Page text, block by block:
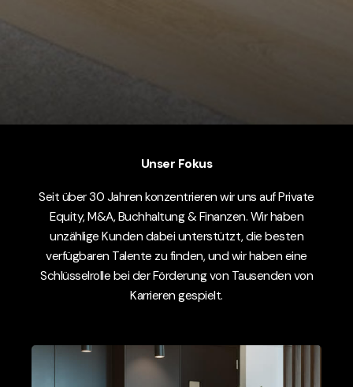
Unser Fokus
Seit über 30 Jahren konzentrieren wir uns auf Private
Equity, M&A, Buchhaltung & Finanzen. Wir haben
unzählige Kunden dabei unterstützt, die besten
verfügbaren Talente zu finden, und wir haben eine
Schlüsselrolle bei der Förderung von Tausenden von
Karrieren gespielt.